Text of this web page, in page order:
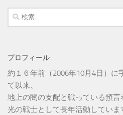
検
索:
プロフィール
約１６年前（2006年10月4日）に
て以来、
地上の闇の支配と戦っている預言
光の戦士として長年活動していま